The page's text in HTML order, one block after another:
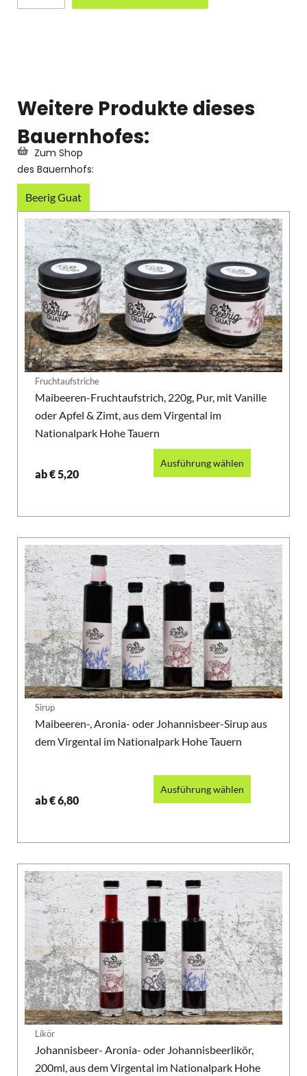
Weitere Produkte dieses
Bauernhofes:
Zum Shop
des Bauernhofs:
Beerig Guat
Fruchtaufstriche
Maibeeren-Fruchtaufstrich, 220g, Pur, mit Vanille
oder Apfel & Zimt, aus dem Virgental im
Nationalpark Hohe Tauern
ab€ 5,20
Ausführung wählen
Sirup
Maibeeren-, Aronia- oder Johannisbeer-Sirup aus
dem Virgental im Nationalpark Hohe Tauern
ab€6,80
Ausführung wählen
Likör
Johannisbeer- Aronia- oder Johannisbeerlikör,
200ml, aus dem Virgental im Nationalpark Hohe